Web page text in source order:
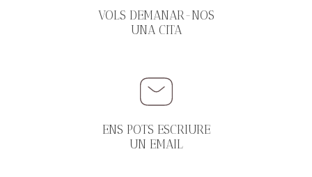
VOLS DEMANAR-NOS
UNA CITA
ENS POTS ESCRIURE
UN EMAIL